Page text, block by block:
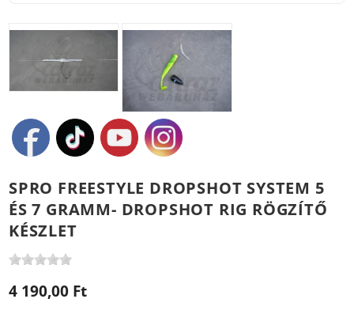
SPRO FREESTYLE DROPSHOT SYSTEM 5
ÉS 7 GRAMM- DROPSHOT RIG RÖGZÍTŐ
KÉSZLET
4 190,00 Ft